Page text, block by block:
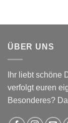
ÜBER UNS
Ihr liebt schöne
verfolgt euren
Besonderes?